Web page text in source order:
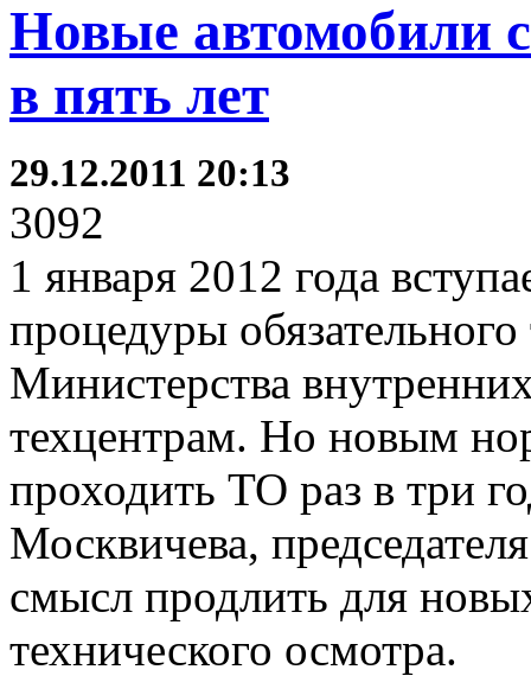
Новые автомобили
в пять лет
29.12.2011 20:13
3092
1 января 2012 года
процедуры
Министерства
техцентрам. Но новым
проходить ТО раз в три
Москвичева,
смысл продлить для
технического осмотра.